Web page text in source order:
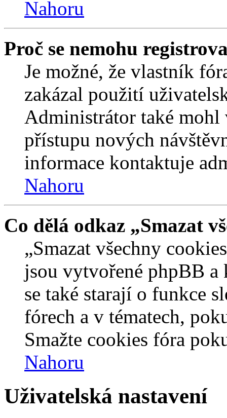
Nahoru
Proč se nemohu
Je možné, že vlastník
zakázal použití
Administrátor také mohl
přístupu nových
informace kontaktuje
Nahoru
Co dělá odkaz „Smazat
„Smazat všechny
jsou vytvořené phpBB a
se také starají o funkce
fórech a v tématech,
Smažte cookies fóra
Nahoru
Uživatelská nastavení